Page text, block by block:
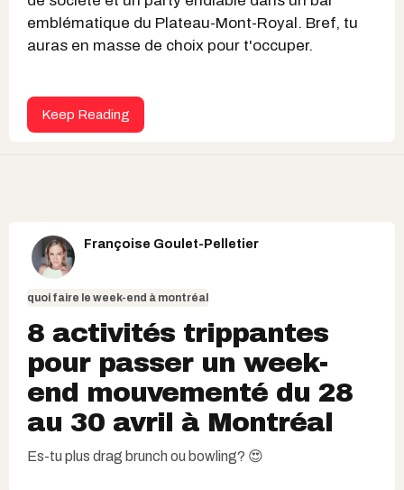
emblématique du Plateau-Mont-Royal. Bref, tu
auras en masse de choix pour t'occuper.
Keep Reading
Françoise Goulet-Pelletier
quoi faire le week-end à montréal
8 activités trippantes
pour passer un week-
end mouvementé du 28
au 30 avril à Montréal
Es-tu plus drag brunch ou bowling? 😍